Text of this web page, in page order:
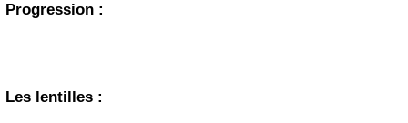
Progression :
Les lentilles :